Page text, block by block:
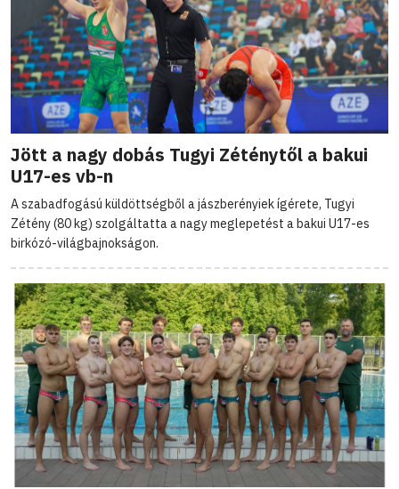
Jött a nagy dobás Tugyi Zéténytől a bakui
U17-es vb-n
A szabadfogású küldöttségből a jászberényiek ígérete, Tugyi
Zétény (80 kg) szolgáltatta a nagy meglepetést a bakui U17-es
birkózó-világbajnokságon.